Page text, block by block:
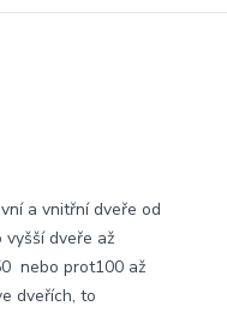
a vnitřní dveře od
vyšší dveře až
nebo prot100 až
dveřích, to